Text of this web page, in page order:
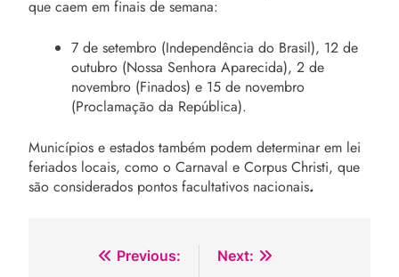
que caem em finais de semana:
7 de setembro (Independência do Brasil), 12 de
outubro (Nossa Senhora Aparecida), 2 de
novembro (Finados) e 15 de novembro
(Proclamação da República).
Municípios e estados também podem determinar em lei
feriados locais, como o Carnaval e Corpus Christi, que
são considerados pontos facultativos nacionais.
Navegação
Previous:
Next: